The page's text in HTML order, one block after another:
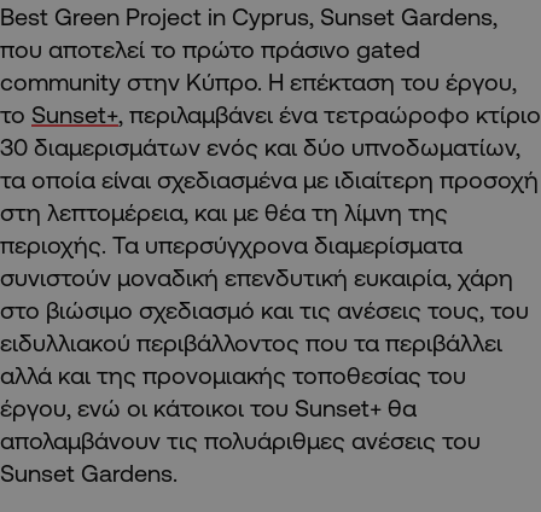
Best Green Project in Cyprus, Sunset Gardens,
που αποτελεί το πρώτο πράσινο gated
community στην Κύπρο. H επέκταση του έργου,
το Sunset+, περιλαμβάνει ένα τετραώροφο κτίριο
30 διαμερισμάτων ενός και δύο υπνοδωματίων,
τα οποία είναι σχεδιασμένα με ιδιαίτερη προσοχή
στη λεπτομέρεια, και με θέα τη λίμνη της
περιοχής. Τα υπερσύγχρονα διαμερίσματα
συνιστούν μοναδική επενδυτική ευκαιρία, χάρη
στο βιώσιμο σχεδιασμό και τις ανέσεις τους, του
ειδυλλιακού περιβάλλοντος που τα περιβάλλει
αλλά και της προνομιακής τοποθεσίας του
έργου, ενώ οι κάτοικοι του Sunset+ θα
απολαμβάνουν τις πολυάριθμες ανέσεις του
Sunset Gardens.